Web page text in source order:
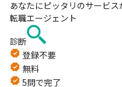
あなたにピッタリのサービス
転職エージェント
診断
登録不要
無料
5問で完了